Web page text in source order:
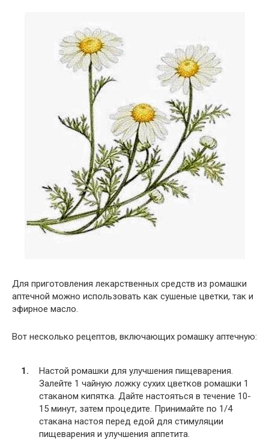
Для приготовления лекарственных средств из ромашки
аптечной можно использовать как сушеные цветки, так и
эфирное масло.
Вот несколько рецептов, включающих ромашку аптечную:
Настой ромашки для улучшения пищеварения.
Залейте 1 чайную ложку сухих цветков ромашки 1
стаканом кипятка. Дайте настояться в течение 10-
15 минут, затем процедите. Принимайте по 1/4
стакана настоя перед едой для стимуляции
пищеварения и улучшения аппетита.